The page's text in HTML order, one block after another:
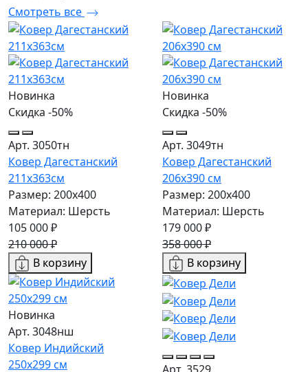
Смотреть все
Новинка
Скидка -50%
Арт. 3050тн
Ковер Дагестанский
211x363см
Размер: 200х400
Материал: Шерсть
105 000 ₽
210 000 ₽
В корзину
Новинка
Скидка -50%
Арт. 3049тн
Ковер Дагестанский
206x390 см
Размер: 200х400
Материал: Шерсть
179 000 ₽
358 000 ₽
В корзину
Новинка
Арт. 3048нш
Ковер Индийский
250x299 см